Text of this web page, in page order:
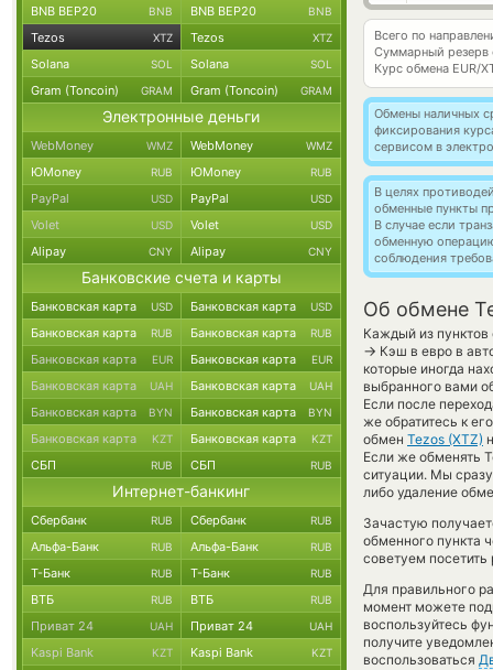
Всего по
Суммарный резерв
Курс обмена EUR/
Обмены наличных
фиксирования
сервисом в
В целях
обменные пункты
В случае если
обменную
соблюдения
Об обмене
Каждый из пунктов
→ Кэш в евро в
которые иногда
выбранного вами
Если после
же обратитесь к
обмен Tezos (XTZ)
Если же обменять
ситуации. Мы
либо удаление
Зачастую
обменного пункта
советуем посетить
Для правильного
момент можете
воспользуйтесь
получите
воспользоваться
BNB BEP20 BNB BNB BEP20 BNB
Tezos XTZ Tezos XTZ
Solana SOL Solana SOL
Gram (Toncoin) GRAM Gram (Toncoin) GRAM
Электронные деньги
WebMoney WMZ WebMoney WMZ
ЮMoney RUB ЮMoney RUB
PayPal USD PayPal USD
Volet USD Volet USD
Alipay CNY Alipay CNY
Банковские счета и карты
Банковская карта USD Банковская карта USD
Банковская карта RUB Банковская карта RUB
Банковская карта EUR Банковская карта EUR
Банковская карта UAH Банковская карта UAH
Банковская карта BYN Банковская карта BYN
Банковская карта KZT Банковская карта KZT
СБП RUB СБП RUB
Интернет-банкинг
Сбербанк RUB Сбербанк RUB
Альфа-Банк RUB Альфа-Банк RUB
Т-Банк RUB Т-Банк RUB
ВТБ RUB ВТБ RUB
Приват 24 UAH Приват 24 UAH
Kaspi Bank KZT Kaspi Bank KZT